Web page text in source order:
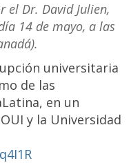
el Dr. David Julien,
14 de mayo, a las
universitaria
de las
en un
y la Universidad